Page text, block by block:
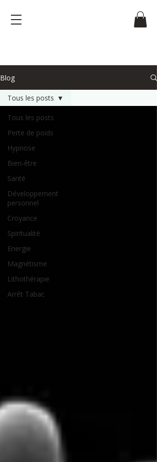
Blog
Tous les posts
Perte de poids
Hypnose
Bien-être
Santé
Développement
personnel
Croyance
Spiritualité
Energie
Magnétisme
Lithothérapie
Arrêt Tabac
Tous les posts